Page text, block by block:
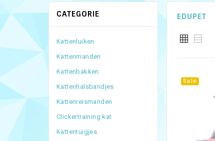
EDUPET
Sale
CATEGORIE
Kattenluiken
Kattenmanden
Kattenbakken
Kattenhalsbandjes
Kattenreismanden
Clickertraining kat
Kattentuigjes